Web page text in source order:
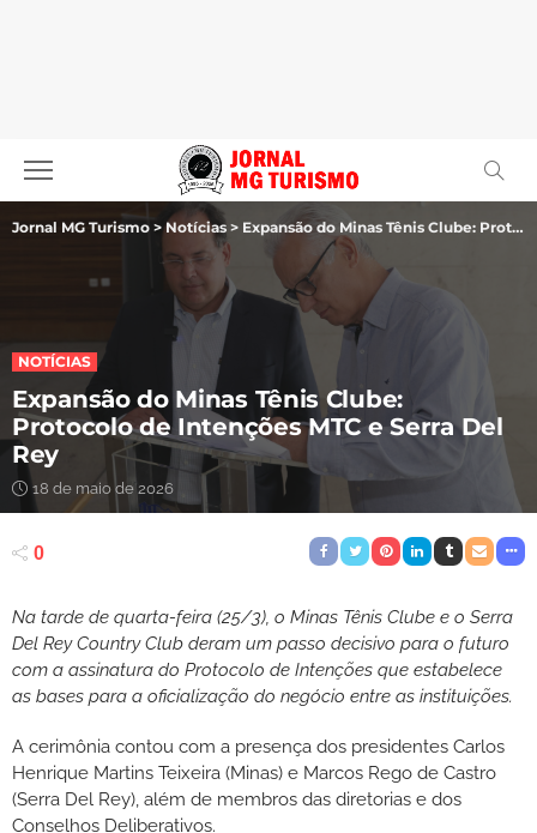
Jornal MG Turismo >Notícias > Expansão do Minas Tênis Clube: Protocolo de Intenções MTC e Serra Del Rey
NOTÍCIAS
Expansão do Minas Tênis Clube:
Protocolo de Intenções MTC e Serra Del
Rey
18 de maio de 2026
0
Na tarde de quarta-feira (25/3), o Minas Tênis Clube e o Serra
Del Rey Country Club deram um passo decisivo para o futuro
com a assinatura do Protocolo de Intenções que estabelece
as bases para a oficialização do negócio entre as instituições.
A cerimônia contou com a presença dos presidentes Carlos
Henrique Martins Teixeira (Minas) e Marcos Rego de Castro
(Serra Del Rey), além de membros das diretorias e dos
Conselhos Deliberativos.